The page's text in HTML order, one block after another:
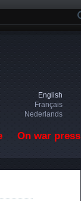
form
English
Français
Nederlands
On war press